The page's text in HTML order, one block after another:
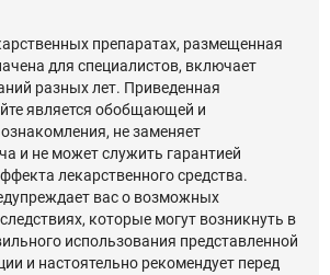
препаратах, размещенная
для специалистов, включает
разных лет. Приведенная
является обобщающей и
не заменяет
и не может служить гарантией
лекарственного средства.
вас о возможных
которые могут возникнуть в
использования представленной
и настоятельно рекомендует перед